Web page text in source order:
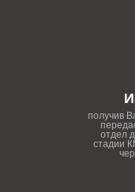
получив
отдел
стадии